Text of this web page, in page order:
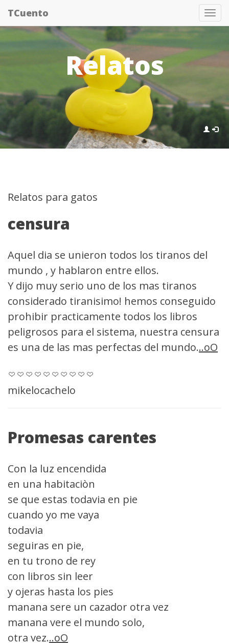
Pasar
contenido
principal
TCuento
Relatos
Relatos para gatos
censura
Aquel dia se unieron todos los tiranos del
mundo , y hablaron entre ellos.
Y dijo muy serio uno de los mas tiranos
considerado tiranisimo! hemos conseguido
prohibir practicamente todos los libros
peligrosos para el sistema, nuestra censura
es una de las mas perfectas del mundo...oO
mikelocachelo
Promesas carentes
Con la luz encendida
en una habitaciòn
se que estas todavia en pie
cuando yo me vaya
todavia
seguiras en pie,
en tu trono de rey
con libros sin leer
y ojeras hasta los pies
manana sere un cazador otra vez
manana vere el mundo solo,
otra vez...oO